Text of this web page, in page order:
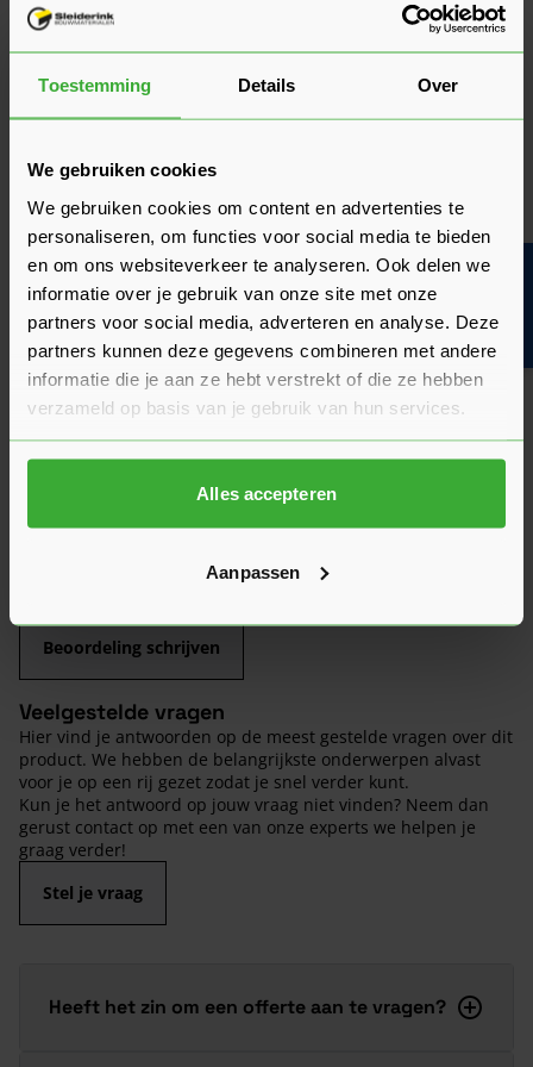
Toestemming Details Over
We gebruiken cookies
We gebruiken cookies om content en advertenties te
personaliseren, om functies voor social media te bieden
en om ons websiteverkeer te analyseren. Ook delen we
informatie over je gebruik van onze site met onze
partners voor social media, adverteren en analyse. Deze
partners kunnen deze gegevens combineren met andere
informatie die je aan ze hebt verstrekt of die ze hebben
verzameld op basis van je gebruik van hun services.
Alles accepteren
Aanpassen
Deze schroef heeft een verzonken kop
Specificaties
Schroeflengte
50 mm
Draadlengte
30 mm
Schroefkop
Verzonken kop
Bekijk meer
Klantrecensies
Hier lees je de ervaringen van andere klanten met dit
van de kwaliteit en het gebruiksgemak.
review achter, zo help je anderen met jouw mening en
Beoordeling schrijven
Veelgestelde vragen
Hier vind je antwoorden op de meest gestelde vragen over dit
product. We hebben de belangrijkste onderwerpen alvast
voor je op een rij gezet zodat je snel verder kunt.
Kun je het antwoord op jouw vraag niet vinden? Neem dan
gerust contact op met een van onze experts we helpen je
graag verder!
Stel je vraag
Heeft het zin om een offerte aan te vragen?